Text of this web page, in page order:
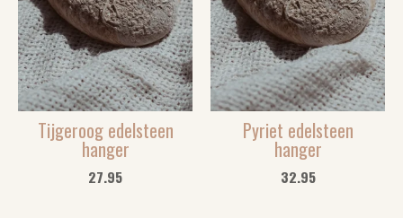
Tijgeroog edelsteen
hanger
27.95
Pyriet edelsteen
hanger
32.95